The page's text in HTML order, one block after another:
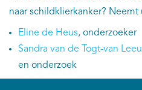
naar schildklierkanker?
Eline de Heus, onderzoeker
Sandra van de Togt-van
en onderzoek